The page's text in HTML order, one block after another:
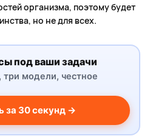
организма, поэтому будет
но не для всех.
под ваши задачи
три модели, честное
за 30 секунд →